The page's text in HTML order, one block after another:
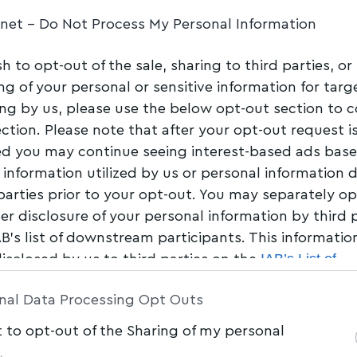
- Do Not Process My Personal Information
to opt-out of the sale, sharing to third parties, or
of your personal or sensitive information for
by us, please use the below opt-out section to
Please note that after your opt-out request is
you may continue seeing interest-based ads
information utilized by us or personal information
prior to your opt-out. You may separately
disclosure of your personal information by third
list of downstream participants. This
by us to third parties on the IAB’s List of
Data Processing Opt Outs
to opt-out of the Sharing of my personal
και ο Βασίλης
: Η
χρόνια γάμου
Share 1 Min Read